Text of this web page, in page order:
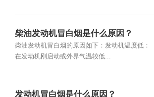
柴油发动机冒白烟是什么原因？
柴油发动机冒白烟的原因如下：发动机温度低：
在发动机刚启动或外界气温较低...
发动机冒白烟是什么原因？